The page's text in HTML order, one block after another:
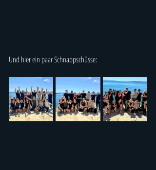
Und hier ein paar Schnappschüsse: